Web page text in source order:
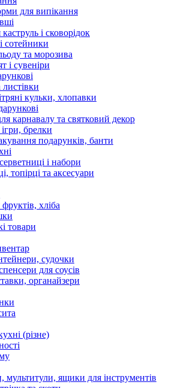
для випікання
і сковорідок
сотейники
та морозива
і сувеніри
кульки, хлопавки
карнавалу та святковий декор
брелки
подарунків, банти
і набори
топірці та аксесуари
хліба
товари
судочки
для соусів
органайзери
(різне)
мультитули, ящики для інструментів